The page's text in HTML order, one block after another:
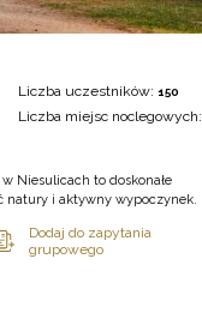
Liczba uczestników: 150
Liczba miejsc noclegowych:
Niesulicach to doskonałe
natury i aktywny wypoczynek.